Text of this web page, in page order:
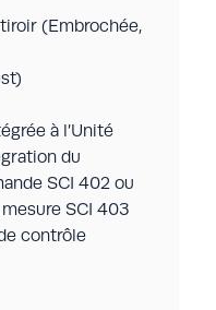
(Embrochée,
à l’Unité
du
SCI 402 ou
SCI 403
contrôle